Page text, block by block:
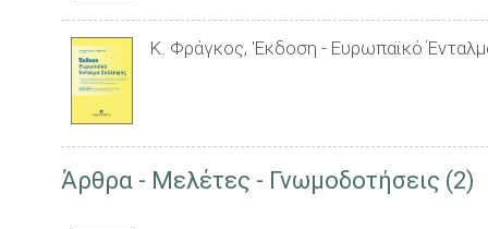
Κ. Φράγκος, 'Εκδοση - Ευρωπαϊκό
Άρθρα - Μελέτες - Γνωμοδοτήσεις (2)